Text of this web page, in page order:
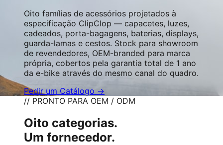
Oito famílias de acessórios projetados à
especificação ClipClop — capacetes, luzes,
cadeados, porta-bagagens, baterias, displays,
guarda-lamas e cestos. Stock para showroom
de revendedores, OEM-branded para marca
própria, cobertos pela garantia total de 1 ano
da e-bike através do mesmo canal do quadro.
Pedir um Catálogo →
// PRONTO PARA OEM / ODM
Oito categorias.
Um fornecedor.